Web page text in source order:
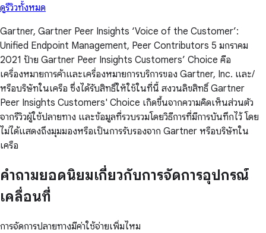
ดูรีวิวทั้งหมด
Gartner, Gartner Peer Insights ‘Voice of the Customer’:
Unified Endpoint Management, Peer Contributors 5 มกราคม
2021 ป้าย Gartner Peer Insights Customers’ Choice คือ
เครื่องหมายการค้าและเครื่องหมายการบริการของ Gartner, Inc. และ/
หรือบริษัทในเครือ ซึ่งได้รับสิทธิ์ให้ใช้ในที่นี้ สงวนลิขสิทธิ์ Gartner
Peer Insights Customers' Choice เกิดขึ้นจากความคิดเห็นส่วนตัว
จากรีวิวผู้ใช้ปลายทาง และข้อมูลที่รวบรวมโดยวิธีการที่มีการบันทึกไว้ โดย
ไม่ได้แสดงถึงมุมมองหรือเป็นการรับรองจาก Gartner หรือบริษัทใน
เครือ
คำถามยอดนิยมเกี่ยวกับการจัดการอุปกรณ์
เคลื่อนที่
การจัดการปลายทางมีค่าใช้จ่ายเพิ่มไหม